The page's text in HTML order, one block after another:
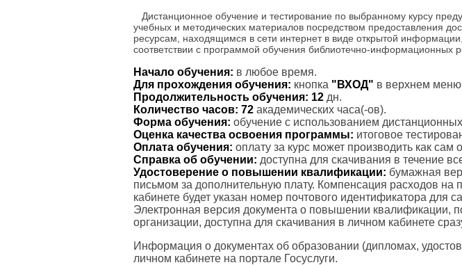
Дистанционное обучение и тестирование по выбранному курсу
учебных и методических материалов посредством предоставления
ресурсам, находящимся в сети интернет в виде открытой
соответствии с программой обучения библиотечно-информационных
Начало обучения: в любое время.
Для прохождения обучения: кнопка "ВХОД" в верхнем меню
Продолжительность обучения: 12 дн.
Количество часов: 72 академических часа(-ов).
Форма обучения: обучение с использованием
Оценка качества освоения программы: итоговое
Оплата обучения: оплату за курс может производить как сам
Справка об обучении: доступна для скачивания в течение
Удостоверение о повышении квалификации: бумажная
письмом за дополнительную плату. Компенсация расходов
кабинете будет указан номер почтового идентификатора для
Электронная версия документа о повышении квалификации,
организации, доступна для скачивания в личном кабинете
Информация о документах об образовании (дипломах,
личном кабинете на портале Госуслуги.